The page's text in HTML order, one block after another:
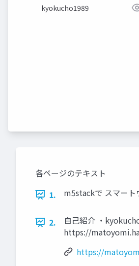
kyokucho1989
各ページのテキスト
1.
m5stackで スマー
2.
自己紹介 ・
https://
https://